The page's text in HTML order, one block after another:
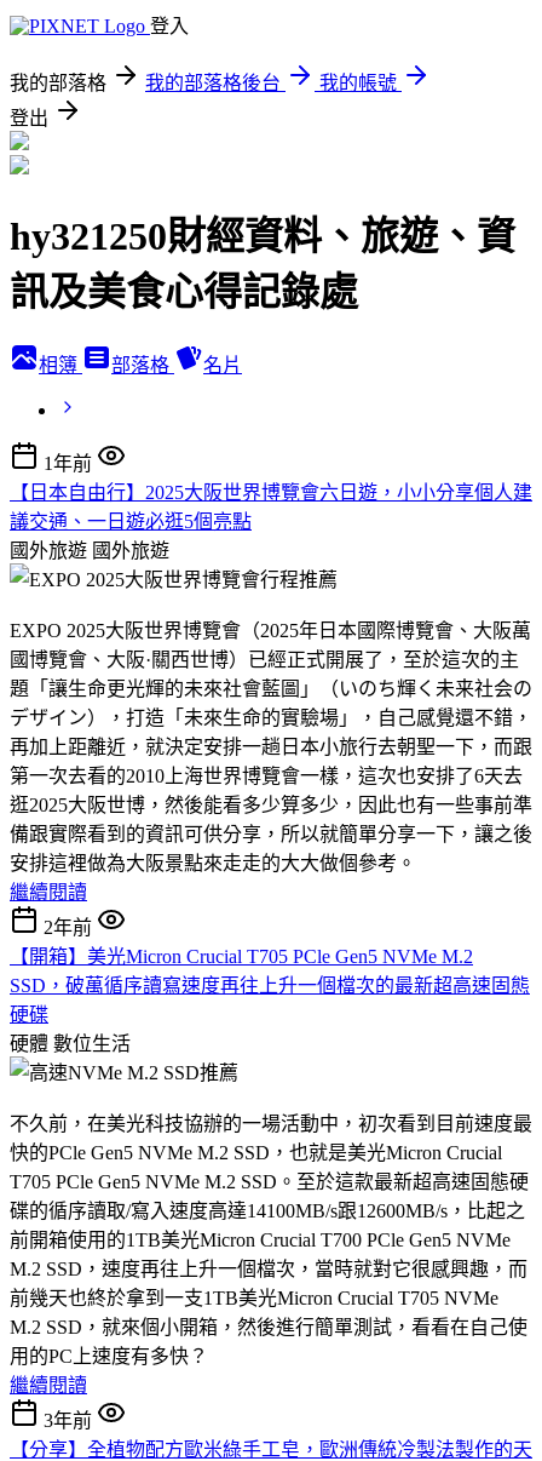
登入
我的部落格 我的部落格後台
我的帳號
登出
hy321250財經資料、旅遊、資
訊及美食心得記錄處
相簿 部落格 名片
1年前
【日本自由行】2025大阪世界博覽會六日遊，小小分享個人建
議交通、一日遊必逛5個亮點
國外旅遊 國外旅遊
EXPO 2025大阪世界博覽會（2025年日本國際博覽會、大阪萬
國博覽會、大阪·關西世博）已經正式開展了，至於這次的主
題「讓生命更光輝的未來社會藍圖」（いのち輝く未来社会の
デザイン），打造「未來生命的實驗場」，自己感覺還不錯，
再加上距離近，就決定安排一趟日本小旅行去朝聖一下，而跟
第一次去看的2010上海世界博覽會一樣，這次也安排了6天去
逛2025大阪世博，然後能看多少算多少，因此也有一些事前準
備跟實際看到的資訊可供分享，所以就簡單分享一下，讓之後
安排這裡做為大阪景點來走走的大大做個參考。
繼續閱讀
2年前
【開箱】美光Micron Crucial T705 PCle Gen5 NVMe M.2
SSD，破萬循序讀寫速度再往上升一個檔次的最新超高速固態
硬碟
硬體 數位生活
不久前，在美光科技協辦的一場活動中，初次看到目前速度最
快的PCle Gen5 NVMe M.2 SSD，也就是美光Micron Crucial
T705 PCle Gen5 NVMe M.2 SSD。至於這款最新超高速固態硬
碟的循序讀取/寫入速度高達14100MB/s跟12600MB/s，比起之
前開箱使用的1TB美光Micron Crucial T700 PCle Gen5 NVMe
M.2 SSD，速度再往上升一個檔次，當時就對它很感興趣，而
前幾天也終於拿到一支1TB美光Micron Crucial T705 NVMe
M.2 SSD，就來個小開箱，然後進行簡單測試，看看在自己使
用的PC上速度有多快？
繼續閱讀
3年前
【分享】全植物配方歐米綠手工皂，歐洲傳統冷製法製作的天